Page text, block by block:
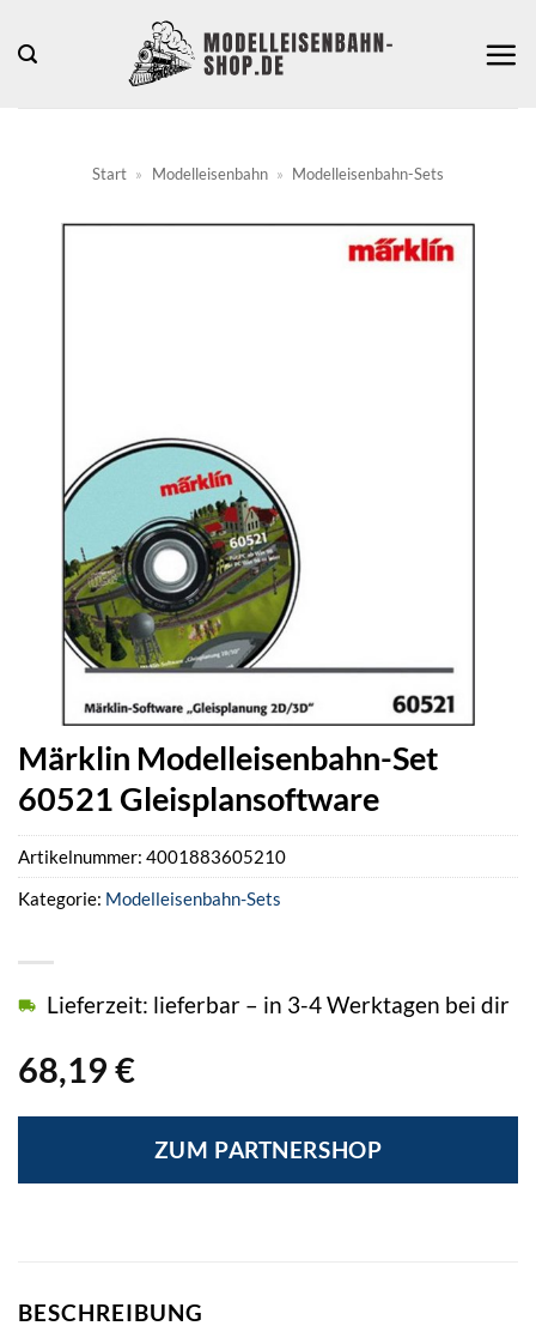
Inhalt
Start » Modelleisenbahn » Modelleisenbahn-Sets
Märklin Modelleisenbahn-Set
60521 Gleisplansoftware
68,19 €
Lieferzeit: lieferbar – in 3-4 Werktagen bei dir
ZUM PARTNERSHOP
Artikelnummer: 4001883605210
Kategorie: Modelleisenbahn-Sets
BESCHREIBUNG